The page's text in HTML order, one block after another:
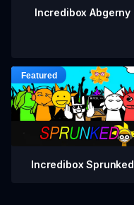
Incredibox Abgerny
Incredibox Sprunked